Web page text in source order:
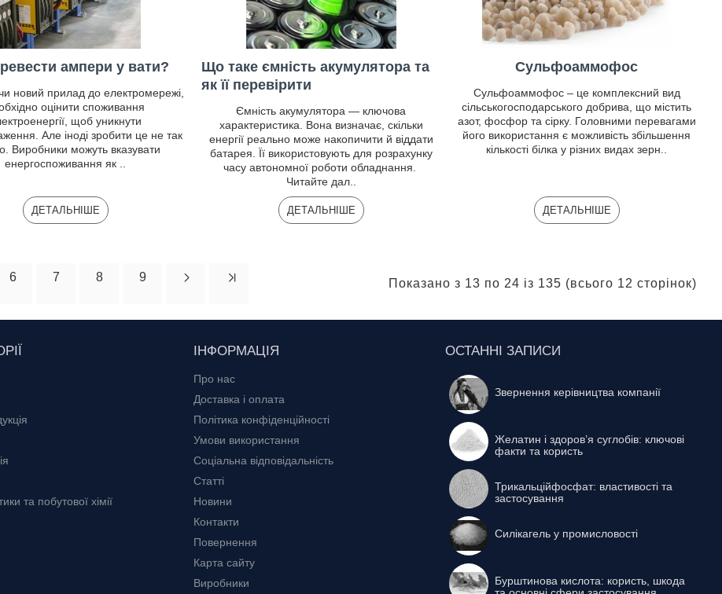
ампери у вати?
новий прилад до електромережі,
оцінити споживання
щоб уникнути
Але іноді зробити це не так
Виробники можуть вказувати
енергоспоживання як ..
ДЕТАЛЬНІШЕ
Що таке ємність акумулятора та
як її перевірити
Ємність акумулятора — ключова
характеристика. Вона визначає, скільки
енергії реально може накопичити й віддати
батарея. Її використовують для розрахунку
часу автономної роботи обладнання.
Читайте дал..
ДЕТАЛЬНІШЕ
Сульфоаммофос
Сульфоаммофос – це комплексний вид
сільськогосподарського добрива, що містить
азот, фосфор та сірку. Головними перевагами
його використання є можливість збільшення
кількості білка у різних видах зерн..
ДЕТАЛЬНІШЕ
6 7 8 9 Показано з 13 по 24 із 135 (всього 12 сторінок)
та побутової хімії
ІНФОРМАЦІЯ
Про нас
Доставка і оплата
Політика конфіденційності
Умови використання
Соціальна відповідальність
Статті
Новини
Контакти
Повернення
Карта сайту
Виробники
ОСТАННІ ЗАПИСИ
Звернення керівництва компанії
Желатин і здоров’я суглобів: ключові
факти та користь
Трикальційфосфат: властивості та
застосування
Силікагель у промисловості
Бурштинова кислота: користь, шкода